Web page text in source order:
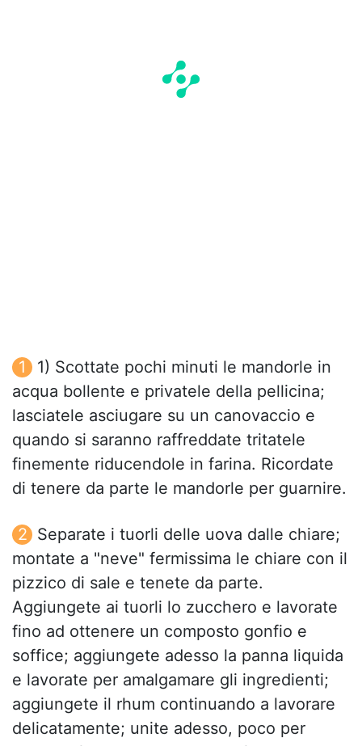
1) Scottate pochi minuti le mandorle in
acqua bollente e privatele della pellicina;
lasciatele asciugare su un canovaccio e
quando si saranno raffreddate tritatele
finemente riducendole in farina. Ricordate
di tenere da parte le mandorle per guarnire.
Separate i tuorli delle uova dalle chiare;
montate a "neve" fermissima le chiare con il
pizzico di sale e tenete da parte.
Aggiungete ai tuorli lo zucchero e lavorate
fino ad ottenere un composto gonfio e
soffice; aggiungete adesso la panna liquida
e lavorate per amalgamare gli ingredienti;
aggiungete il rhum continuando a lavorare
delicatamente; unite adesso, poco per